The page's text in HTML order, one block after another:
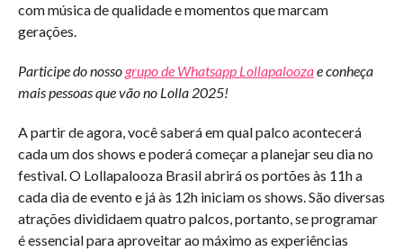
com música de qualidade e momentos que marcam
gerações.
Participe do nosso grupo de Whatsapp Lollapaloozae conheça
mais pessoas que vão no Lolla 2025!
A partir de agora, você saberá em qual palco acontecerá
cada um dos shows e poderá começar a planejar seu dia no
festival. O Lollapalooza Brasil abrirá os portões às 11h a
cada dia de evento e já às 12h iniciam os shows. São diversas
atrações divididaem quatro palcos, portanto, se programar
é essencial para aproveitar ao máximo as experiências